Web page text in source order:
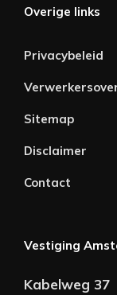
Overige links
Privacybeleid
Sitemap
Disclaimer
Contact
Vestiging
Kabelweg 37